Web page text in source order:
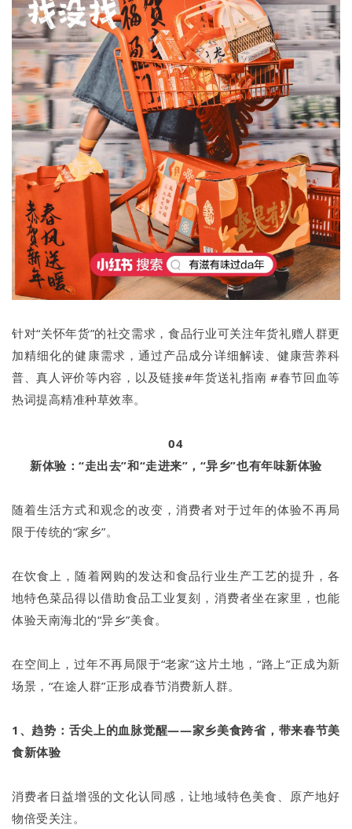
针对“关怀年货”的社交需求，食品行业可关注年货礼赠人群更
加精细化的健康需求，通过产品成分详细解读、健康营养科
普、真人评价等内容，以及链接#年货送礼指南 #春节回血等
热词提高精准种草效率。
04
新体验：“走出去”和“走进来”，“异乡”也有年味新体验
随着生活方式和观念的改变，消费者对于过年的体验不再局
限于传统的“家乡”。
在饮食上，随着网购的发达和食品行业生产工艺的提升，各
地特色菜品得以借助食品工业复刻，消费者坐在家里，也能
体验天南海北的“异乡”美食。
在空间上，过年不再局限于“老家”这片土地，“路上”正成为新
场景，“在途人群”正形成春节消费新人群。
1、趋势：舌尖上的血脉觉醒——家乡美食跨省，带来春节美
食新体验
消费者日益增强的文化认同感，让地域特色美食、原产地好
物倍受关注。